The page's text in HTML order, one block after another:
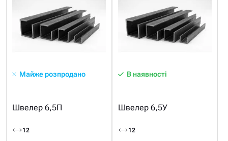
Майже розпродано
Швелер 6,5П
12
В наявності
Швелер 6,5У
12